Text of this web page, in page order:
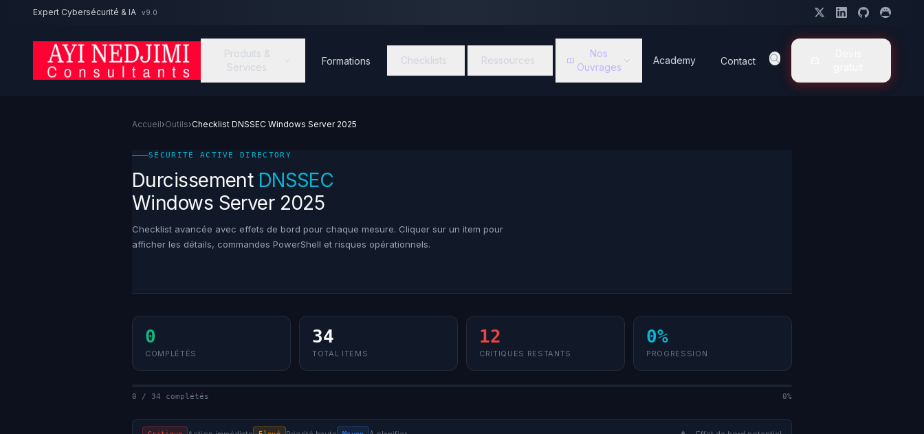
Aller au contenu principal
Expert Cybersécurité & IA v9.0
Produits &
Services
Formations Checklists Ressources
Nos
Ouvrages
Academy Contact
Accueil›Outils›Checklist DNSSEC Windows Server 2025
SÉCURITÉ ACTIVE DIRECTORY
Durcissement DNSSEC
Windows Server 2025
Checklist avancée avec effets de bord pour chaque mesure. Cliquer sur un item pour
afficher les détails, commandes PowerShell et risques opérationnels.
0
COMPLÉTÉS
34
TOTAL ITEMS
12
CRITIQUES RESTANTS
0%
PROGRESSION
0 / 34 complétés 0%